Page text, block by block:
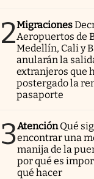
2Migraciones
Aeropuertos de
Medellín, Cali y
anularán la
extranjeros que
postergado la
pasaporte
3AtenciónQué
encontrar una
manija de la
por qué es
qué hacer